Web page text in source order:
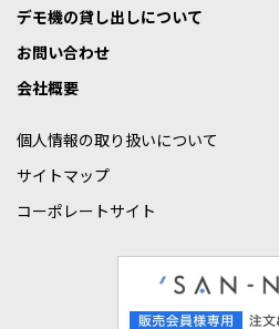
デモ機の貸し出しについて
お問い合わせ
会社概要
個人情報の取り扱いについて
サイトマップ
コーポレートサイト